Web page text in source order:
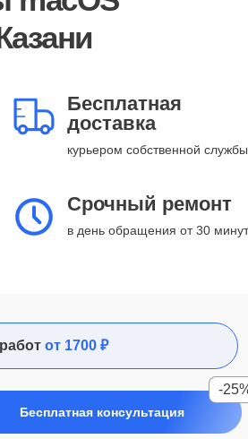
Бесплатная
доставка
курьером собственной службы
Срочный ремонт
в день обращения от 30 минут
от 1700 ₽
Бесплатная консультация
-